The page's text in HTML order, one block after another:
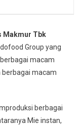
Makmur Tbk
Group yang
macam
berbagai macam
berbagai
Mie instan,